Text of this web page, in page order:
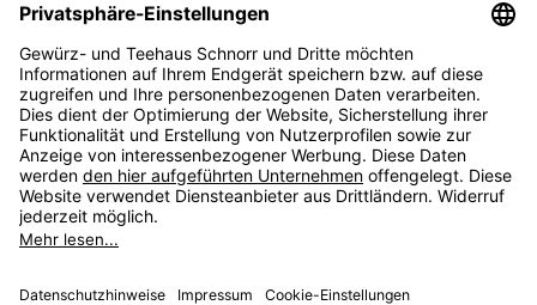
Service-Hotline
Service
Unternehmen
Alle Preise inkl. gesetzl. Mehrwertsteuer zzgl.
anders angegeben.